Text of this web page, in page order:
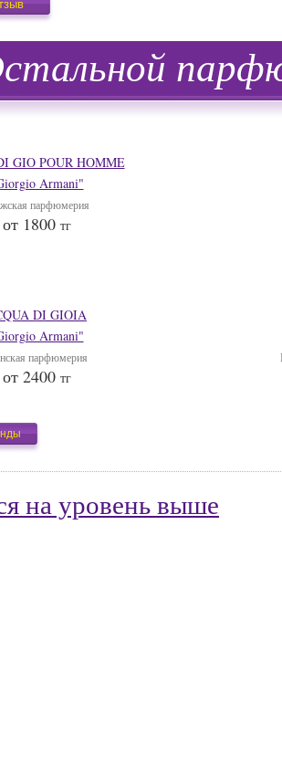
GIO POUR HOMME
Armani"
парфюмерия
от 1800 тг
DI GIOIA
Armani"
парфюмерия
от 2400 тг
на уровень выше